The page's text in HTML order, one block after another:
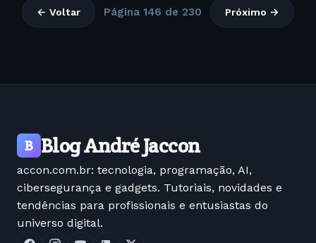
← Voltar Página 146 de 230 Próximo →
B Blog André Jaccon
accon.com.br: tecnologia, programação, AI,
cibersegurança e gadgets. Tutoriais, novidades e
tendências para profissionais e entusiastas do
universo digital.